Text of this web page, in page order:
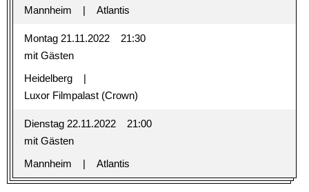
Mannheim
Atlantis
Montag 21.11.2022
21:30
mit Gästen
Heidelberg
Luxor Filmpalast (Crown)
Dienstag 22.11.2022
21:00
mit Gästen
Mannheim
Atlantis